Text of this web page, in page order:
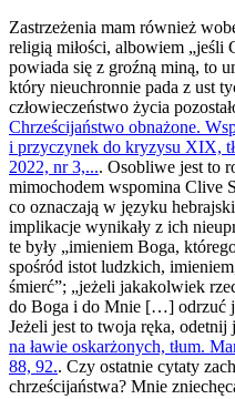
Zastrzeżenia mam również
religią miłości, albowiem „jeśli
powiada się z groźną miną, to
który nieuchronnie pada z ust
człowieczeństwo życia
Chrześcijaństwo obnażone.
i przyczynek do kryzysu XIX,
2022, nr 3,.... Osobliwe jest to
mimochodem wspomina Clive
co oznaczają w języku
implikacje wynikały z ich
te były „imieniem Boga,
spośród istot ludzkich,
śmierć”; „jeżeli jakakolwiek
do Boga i do Mnie […] odrzuć
Jeżeli jest to twoja ręka, odetnij
na ławie oskarżonych, tłum.
88, 92.. Czy ostatnie cytaty
chrześcijaństwa? Mnie